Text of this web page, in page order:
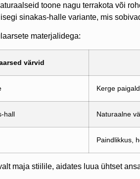
toone nagu terrakota või
sinakas-halle variante, mis
materjalidega:
värvid
Kerge
hall Naturaalne
Paindlikkus,
maja stiilile, aidates luua ühtset